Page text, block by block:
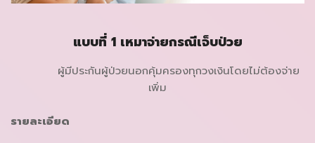
แบบที่ 1 เหมาจ่ายกรณีเจ็บป่วย
ผู้มีประกันผู้ป่วยนอกคุ้มครองทุกวงเงินโดยไม่ต้องจ่าย
เพิ่ม
รายละเอียด